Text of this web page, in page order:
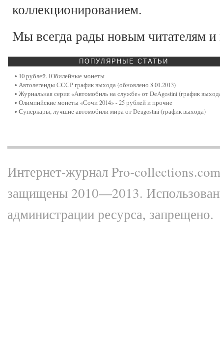
коллекционированием.
Мы всегда рады новым читателям
ПОПУЛЯРНЫЕ СТАТЬИ
10 рублей. Юбилейные монеты
Автолегенды СССР график выхода (обновлено 8.01.2013)
Журнальная серия «Автомобиль на службе» от DeAgostini (график
Олимпийские монеты «Сочи 2014» - 25 рублей и прочие
Суперкары, лучшие автомобили мира от Deagostini (график выхода)
Интернет-журнал Pro-
защищены 2010—2013.
администрации ресурса, запрещено.